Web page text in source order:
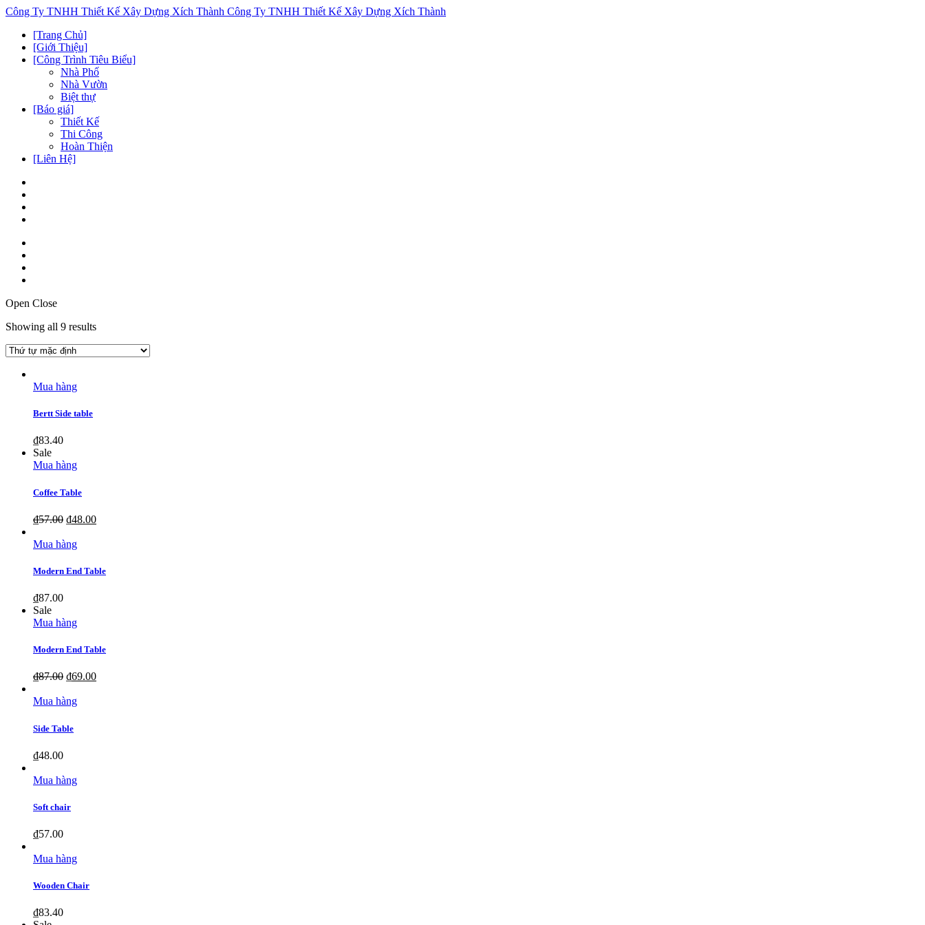
Công Ty TNHH Thiết Kế Xây Dựng Xích Thành Công Ty TNHH Thiết Kế Xây Dựng Xích Thành
[Trang Chủ]
[Giới Thiệu]
[Công Trình Tiêu Biểu]
Nhà Phố
Nhà Vườn
Biệt thự
[Báo giá]
Thiết Kế
Thi Công
Hoàn Thiện
[Liên Hệ]
Open Close
Showing all 9 results
Mua hàng
Bertt Side table
₫83.40
Sale
Mua hàng
Coffee Table
₫57.00 ₫48.00
Mua hàng
Modern End Table
₫87.00
Sale
Mua hàng
Modern End Table
₫87.00 ₫69.00
Mua hàng
Side Table
₫48.00
Mua hàng
Soft chair
₫57.00
Mua hàng
Wooden Chair
₫83.40